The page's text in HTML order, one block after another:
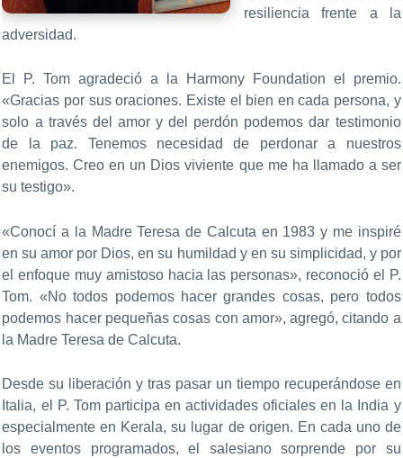
resiliencia frente a la
adversidad.
El P. Tom agradeció a la Harmony Foundation el premio.
«Gracias por sus oraciones. Existe el bien en cada persona, y
solo a través del amor y del perdón podemos dar testimonio
de la paz. Tenemos necesidad de perdonar a nuestros
enemigos. Creo en un Dios viviente que me ha llamado a ser
su testigo».
«Conocí a la Madre Teresa de Calcuta en 1983 y me inspiré
en su amor por Dios, en su humildad y en su simplicidad, y por
el enfoque muy amistoso hacia las personas», reconoció el P.
Tom. «No todos podemos hacer grandes cosas, pero todos
podemos hacer pequeñas cosas con amor», agregó, citando a
la Madre Teresa de Calcuta.
Desde su liberación y tras pasar un tiempo recuperándose en
Italia, el P. Tom participa en actividades oficiales en la India y
especialmente en Kerala, su lugar de origen. En cada uno de
los eventos programados, el salesiano sorprende por su